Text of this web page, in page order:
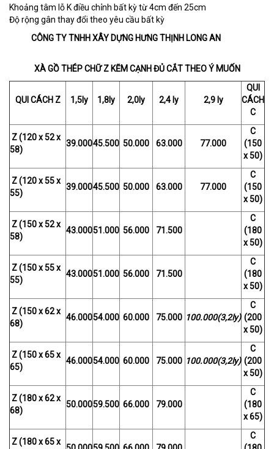
Khoảng tâm lỗ K điều chỉnh bất kỳ từ 4cm đến 25cm
Độ rộng gân thay đổi theo yêu cầu bất kỳ
CÔNG TY TNHH XÂY DỰNG HƯNG THỊNH LONG AN
XÀ GỒ THÉP CHỮ Z KẼM CẠNH ĐỦ CẮT THEO Ý MUỐN
QUI CÁCH Z 1,5ly 1,8ly 2,0ly 2,4 ly 2,9 ly
QUI
CÁCH
C
Z (120 x 52 x
58)
39.00045.500 50.000 63.000 77.000
C
(150
x 50)
Z (120 x 55 x
55)
39.00045.500 50.000 63.000 77.000
C
(150
x 50)
Z (150 x 52 x
58)
43.00051.000 56.000 71.500
C
(180
x 50)
Z (150 x 55 x
55)
43.00051.000 56.000 71.500
C
(180
x 50)
Z (150 x 62 x
68)
46.00054.000 60.000 75.000 100.000(3,2ly)
C
(200
x 50)
Z (150 x 65 x
65)
46.00054.000 60.000 75.000 100.000(3,2ly)
C
(200
x 50)
Z (180 x 62 x
68)
50.00059.500 66.000 79.000
C
(180
x 65)
Z (180 x 65 x
C